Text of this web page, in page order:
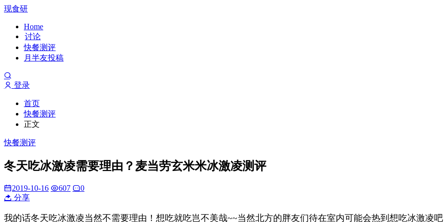
现食研
Home
讨论
快餐测评
月半友投稿
登录
首页
快餐测评
正文
快餐测评
冬天吃冰激凌需要理由？麦当劳玄米米冰激凌测评
2019-10-16 607
0
分享
我的话冬天吃冰激凌当然不需要理由！想吃就吃岂不美哉~~当然北方的胖友们待在室内可能会热到想吃冰激凌吧